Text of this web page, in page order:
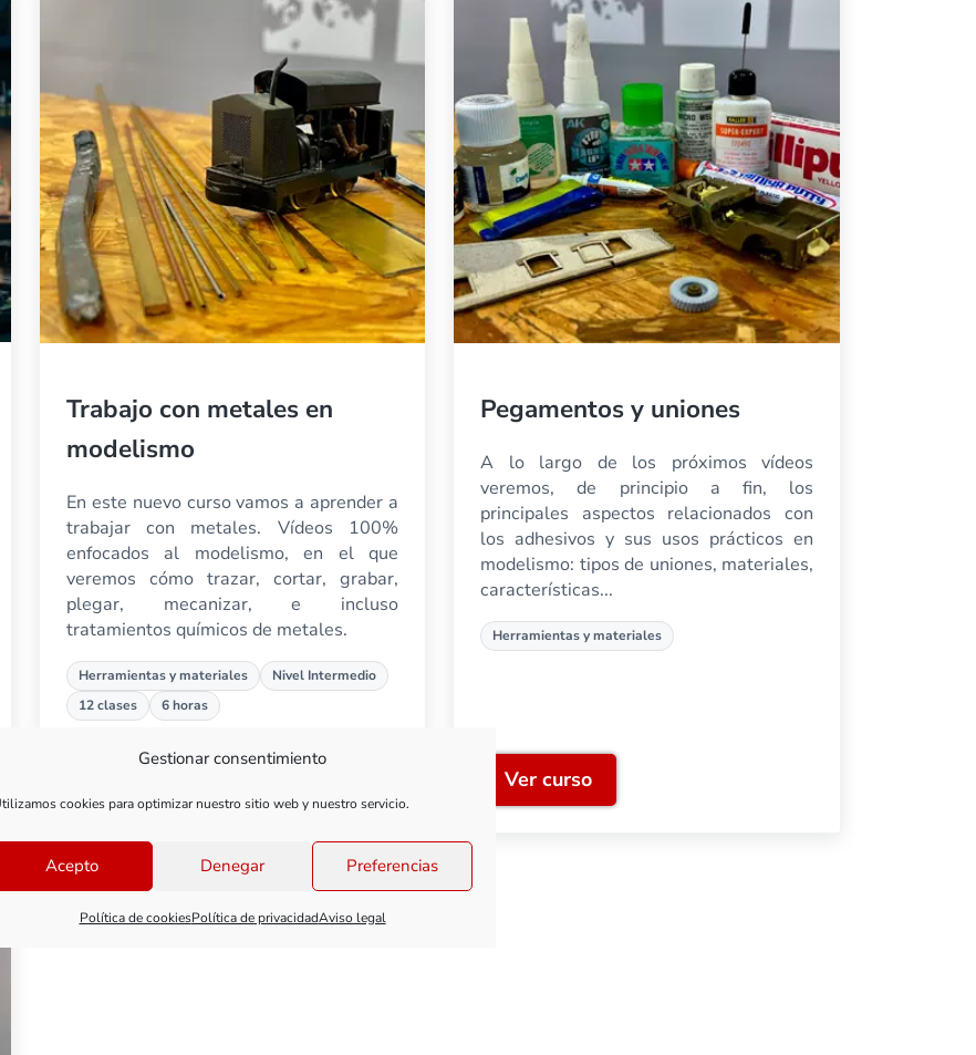
Gestionar consentimiento
cookies para optimizar nuestro sitio web y nuestro servicio.
Acepto Denegar Preferencias
Política de cookiesPolítica de privacidadAviso legal
Trabajo con metales en
modelismo
En este nuevo curso vamos a aprender a
trabajar con metales. Vídeos 100%
enfocados al modelismo, en el que
veremos cómo trazar, cortar, grabar,
plegar, mecanizar, e incluso
tratamientos químicos de metales.
Herramientas y materiales
Nivel Intermedio
12 clases
6 horas
Pegamentos y uniones
A lo largo de los próximos vídeos
veremos, de principio a fin, los
principales aspectos relacionados con
los adhesivos y sus usos prácticos en
modelismo: tipos de uniones, materiales,
características...
Herramientas y materiales
Ver cursoPegamentos y uniones